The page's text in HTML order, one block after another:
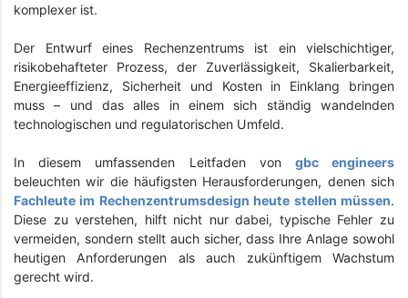
komplexer ist.
Der Entwurf eines Rechenzentrums ist ein vielschichtiger,
risikobehafteter Prozess, der Zuverlässigkeit, Skalierbarkeit,
Energieeffizienz, Sicherheit und Kosten in Einklang bringen
muss – und das alles in einem sich ständig wandelnden
technologischen und regulatorischen Umfeld.
In diesem umfassenden Leitfaden von gbc engineers
beleuchten wir die häufigsten Herausforderungen, denen sich
Fachleute im Rechenzentrumsdesign heute stellen müssen.
Diese zu verstehen, hilft nicht nur dabei, typische Fehler zu
vermeiden, sondern stellt auch sicher, dass Ihre Anlage sowohl
heutigen Anforderungen als auch zukünftigem Wachstum
gerecht wird.